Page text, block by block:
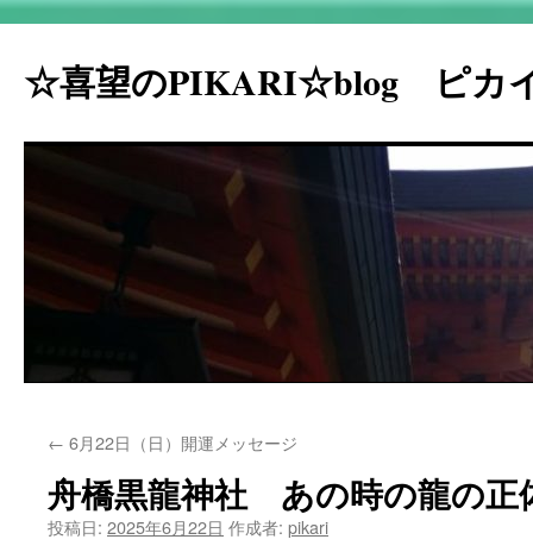
☆喜望のPIKARI☆blog ピ
ン
テ
ン
← 6月22日（日）開運メッセージ
舟橋黒龍神社 あの時の龍の正
投稿日: 2025年6月22日 作成者: pikari